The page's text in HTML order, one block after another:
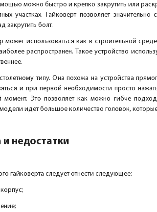
можно быстро и крепко закрутить или
участках. Гайковерт позволяет
закрутить болт.
может использоваться как в строительной
распространен. Такое устройство
типу. Она похожа на устройства
и при первой необходимости просто
момент. Это позволяет как можно гибче
идет большое количество головок,
недостатки
гайковерта следует отнести следующее: